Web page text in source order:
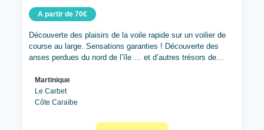
A partir de 70€
Découverte des plaisirs de la voile rapide sur un voilier de
course au large. Sensations garanties ! Découverte des
anses perdues du nord de l’île … et d’autres trésors de…
Martinique
Le Carbet
Côte Caraïbe